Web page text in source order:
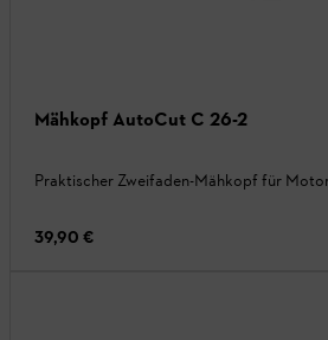
Mähkopf AutoCut C 26-2
Praktischer Zweifaden-Mähkopf für
39,90 €